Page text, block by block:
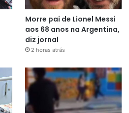
Morre pai de Lionel Messi
aos 68 anos na Argentina,
diz jornal
2 horas atrás